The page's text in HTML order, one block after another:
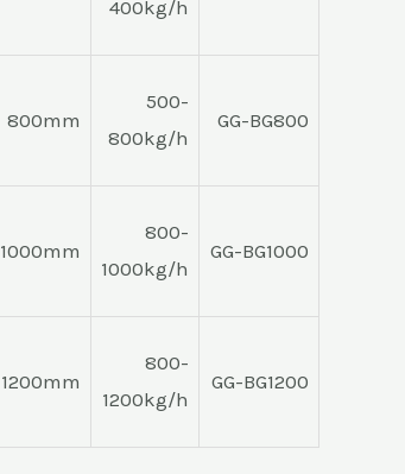
400kg/h
GG-BG800
500-
800kg/h
800mm
GG-BG1000
800-
1000kg/h
1000mm
GG-BG1200
800-
1200kg/h
1200mm